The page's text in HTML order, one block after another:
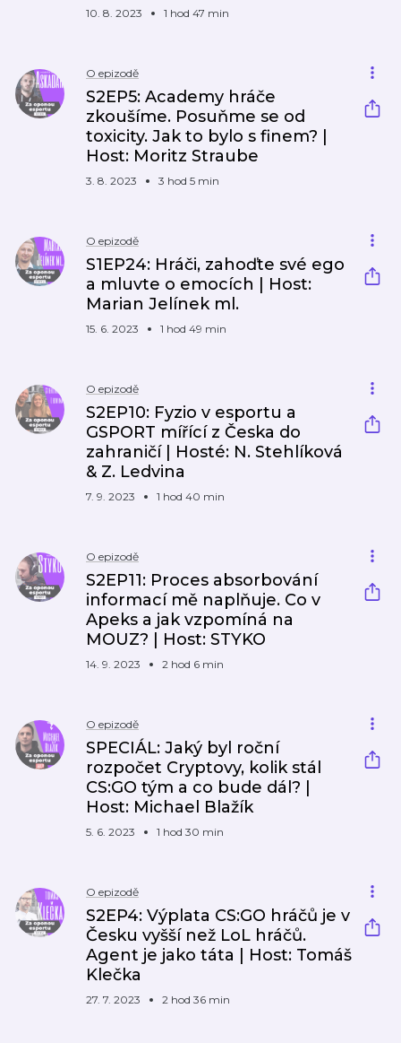
10. 8. 2023 1 hod 47 min
O epizodě
S2EP5: Academy hráče
zkoušíme. Posuňme se od
toxicity. Jak to bylo s finem? |
Host: Moritz Straube
3. 8. 2023 3 hod 5 min
O epizodě
S1EP24: Hráči, zahoďte své ego
a mluvte o emocích | Host:
Marian Jelínek ml.
15. 6. 2023 1 hod 49 min
O epizodě
S2EP10: Fyzio v esportu a
GSPORT mířící z Česka do
zahraničí | Hosté: N. Stehlíková
& Z. Ledvina
7. 9. 2023 1 hod 40 min
O epizodě
S2EP11: Proces absorbování
informací mě naplňuje. Co v
Apeks a jak vzpomíná na
MOUZ? | Host: STYKO
14. 9. 2023 2 hod 6 min
O epizodě
SPECIÁL: Jaký byl roční
rozpočet Cryptovy, kolik stál
CS:GO tým a co bude dál? |
Host: Michael Blažík
5. 6. 2023 1 hod 30 min
O epizodě
S2EP4: Výplata CS:GO hráčů je v
Česku vyšší než LoL hráčů.
Agent je jako táta | Host: Tomáš
Klečka
27. 7. 2023 2 hod 36 min